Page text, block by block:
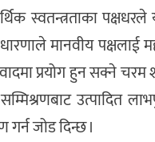
स्वतन्त्रताका
मानवीय पक्षलाई
प्रयोग हुन सक्ने चरम
उत्पादित
गर्न जोड दिन्छ ।